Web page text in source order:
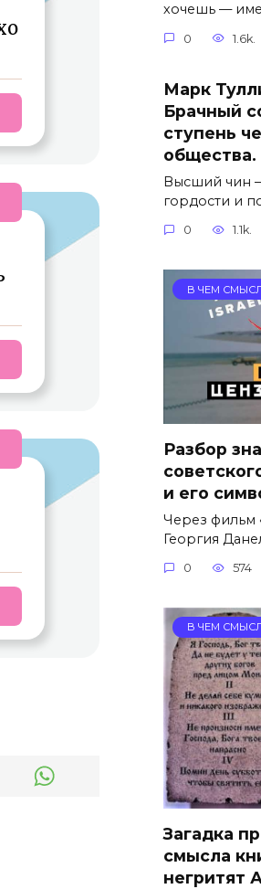
хочешь —
0 1.6k.
Марк
Брачный
ступень
общества.
Высший чин
гордости и
0 1.1k.
В ЧЕМ
Разбор
и его
Через фильм
Георгия
0 574
В ЧЕМ
Загадка
смысла
негритят